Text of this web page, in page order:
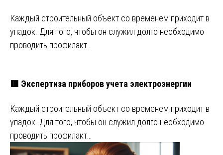
Каждый строительный объект со временем приходит в
упадок. Для того, чтобы он служил долго необходимо
проводить профилакт…
🟥 Экспертиза приборов учета электроэнергии
Каждый строительный объект со временем приходит в
упадок. Для того, чтобы он служил долго необходимо
проводить профилакт…